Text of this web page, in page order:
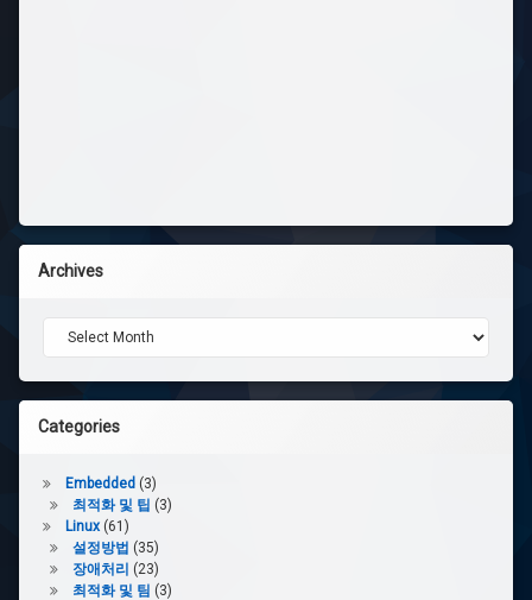
Archives
Archives
Categories
Embedded(3)
최적화 및 팁 (3)
Linux(61)
설정방법 (35)
장애처리 (23)
최적화 및 팀 (3)